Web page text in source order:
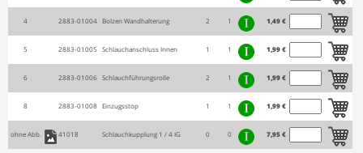
4 2883-01004 Bolzen Wandhalterung 2 1 1,49 €
5 2883-01005 Schlauchanschluss Innen 1 1 1,99 €
6 2883-01006 Schlauchführungsrolle 2 1 1,99 €
8 2883-01008 Einzugsstop 1 1 1,99 €
ohne Abb. 41018 Schlauchkupplung 1 / 4 IG 0 0 7,95 €